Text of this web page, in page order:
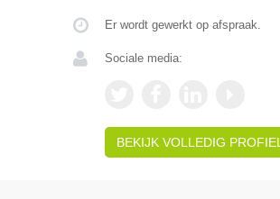
Er wordt gewerkt op afspraak.
Sociale media:
BEKIJK VOLLEDIG PROFIEL